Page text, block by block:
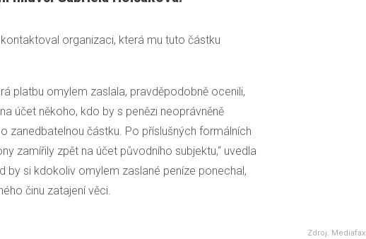
organizaci, která mu tuto částku
platbu omylem zaslala, pravděpodobně ocenili,
účet někoho, kdo by s penězi neoprávněně
zanedbatelnou částku. Po příslušných formálních
zamířily zpět na účet původního subjektu,“ uvedla
by si kdokoliv omylem zaslané peníze ponechal,
činu zatajení věci.
Zdroj: Mediafax